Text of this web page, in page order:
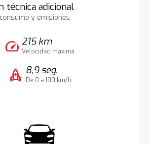
técnica adicional
y emisiones
speed 215 km
Velocidad máxima
rocket 8,9 seg.
De 0 a 100 km/h